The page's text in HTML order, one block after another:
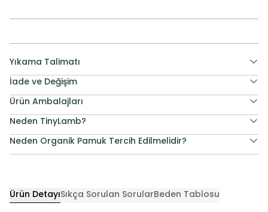
Yıkama Talimatı
İade ve Değişim
Ürün Ambalajları
Neden TinyLamb?
Neden Organik Pamuk Tercih Edilmelidir?
Ürün DetayıSıkça Sorulan SorularBeden Tablosu